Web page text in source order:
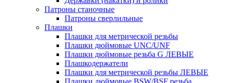
Патроны станочные
Патроны сверлильные
Плашки
Плашки для метрической резьбы
Плашки дюймовые UNC/UNF
Плашки дюймовые резьба G ЛЕВЫЕ
Плашкодержатели
Плашки для метрической резьбы ЛЕВЫЕ
Плашки дюймовые BSW/BSF резьба